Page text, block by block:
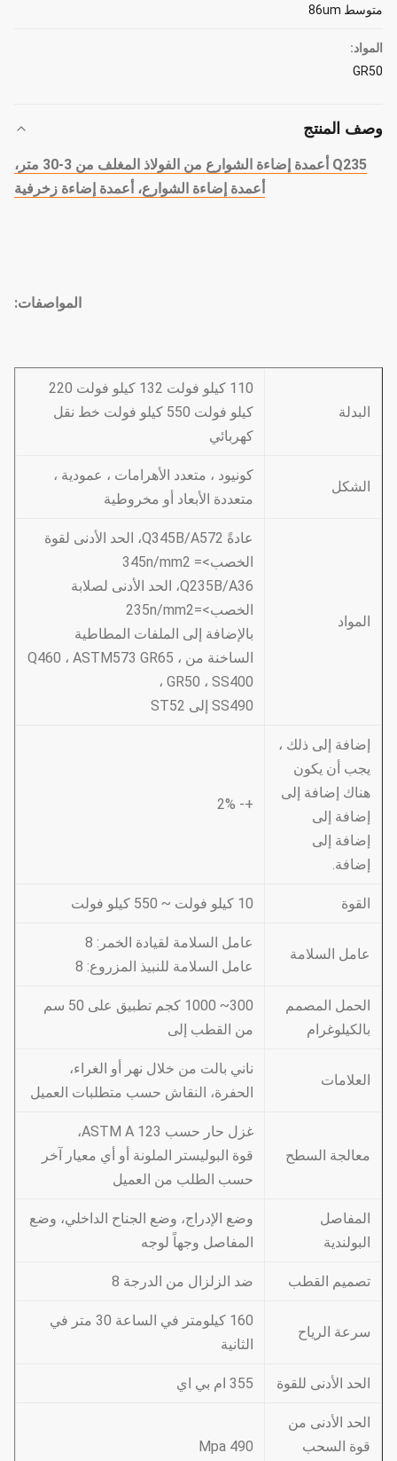
متوسط ​​86um
المواد:
GR50
وصف المنتج
Q235 أعمدة إضاءة الشوارع من الفولاذ المغلف من 3-30 متر،
أعمدة إضاءة الشوارع، أعمدة إضاءة زخرفية
المواصفات:
البدلة
110 كيلو فولت 132 كيلو فولت 220
كيلو فولت 550 كيلو فولت خط نقل
كهربائي
الشكل
كونيود ، متعدد الأهرامات ، عمودية ،
متعددة الأبعاد أو مخروطية
المواد
عادةً Q345B/A572، الحد الأدنى لقوة
الخصب>= 345n/mm2
Q235B/A36، الحد الأدنى لصلابة
الخصب>=235n/mm2
بالإضافة إلى الملفات المطاطية
الساخنة من Q460 ، ASTM573 GR65 ،
GR50 ، SS400 ،
SS490 إلى ST52
إضافة إلى ذلك ،
يجب أن يكون
هناك إضافة إلى
إضافة إلى
إضافة إلى
إضافة.
+- 2%
القوة 10 كيلو فولت ~ 550 كيلو فولت
عامل السلامة
عامل السلامة لقيادة الخمر: 8
عامل السلامة للنبيذ المزروع: 8
الحمل المصمم
بالكيلوغرام
300~ 1000 كجم تطبيق على 50 سم
من القطب إلى
العلامات
ناني بالت من خلال نهر أو الغراء،
الحفرة، النقاش حسب متطلبات العميل
معالجة السطح
غزل حار حسب ASTM A 123،
قوة البوليستر الملونة أو أي معيار آخر
حسب الطلب من العميل
المفاصل
البولندية
وضع الإدراج، وضع الجناح الداخلي، وضع
المفاصل وجهاً لوجه
تصميم القطب ضد الزلزال من الدرجة 8
سرعة الرياح
160 كيلومتر في الساعة 30 متر في
الثانية
الحد الأدنى للقوة 355 ام بي اي
الحد الأدنى من
قوة السحب
490 Mpa